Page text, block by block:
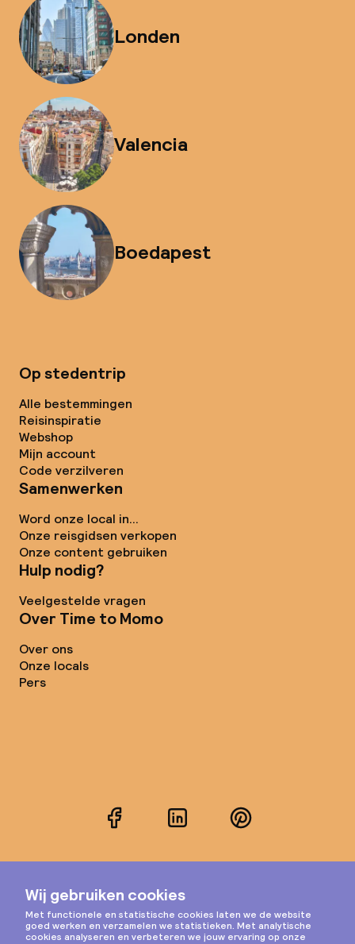
Londen
Valencia
Boedapest
Op stedentrip
Alle bestemmingen
Reisinspiratie
Webshop
Mijn account
Code verzilveren
Samenwerken
Word onze local in...
Onze reisgidsen verkopen
Onze content gebruiken
Hulp nodig?
Veelgestelde vragen
Over Time to Momo
Over ons
Onze locals
Pers
FacebookLinkedInPinterest
Instagram